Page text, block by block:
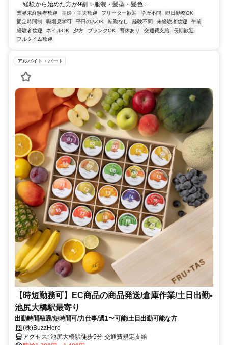
経験から始めた方が9割 ✨服装・髪型・髪色...
業界未経験者歓迎 主婦・主夫歓迎 フリーター歓迎 学歴不問
即日勤務OK
固定時間制
職場見学可 平日のみOK 転勤なし 経験不問 未経験者歓迎
午前
経験者歓迎
ネイルOK 夕方 ブランクOK 育休あり 交通費支給
長期歓迎
フルタイム歓迎
アルバイト・パート
【時短勤務可】EC商品の商品発送/倉庫作業/土日出勤-
池尻大橋駅最寄り
出勤時間融通/短時間可/力仕事/週1〜可能/土日出勤可能な方
(株)BuzzHero
アクセス: 池尻大橋駅徒歩5分 交通費規定支給